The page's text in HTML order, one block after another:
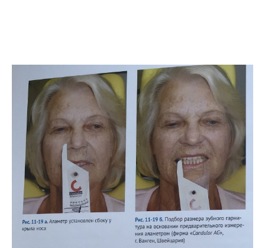
инструменты и материалы
для врача
для зубного техника
гигиена и профилактика
работы с пациентами
работы мастер-техников
патенты и сертификаты
преподаватели
отзывы